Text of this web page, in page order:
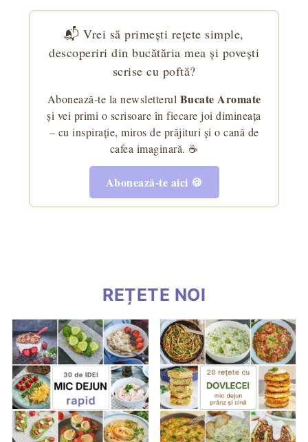
📬 Vrei să primești rețete simple,
descoperiri din bucătăria mea și povești
scrise cu poftă?
Abonează-te la newsletterul Bucate Aromate
și vei primi o scrisoare în fiecare joi dimineața
– cu inspirație, miros de prăjituri și o cană de
cafea imaginară. ☕
Abonează-te aici 🍪
REȚETE NOI